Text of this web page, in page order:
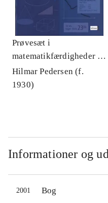
Prøvesæt i
matematikfærdigheder 7.
klasse
Hilmar Pedersen (f.
1930)
Informationer og
2001 Bog